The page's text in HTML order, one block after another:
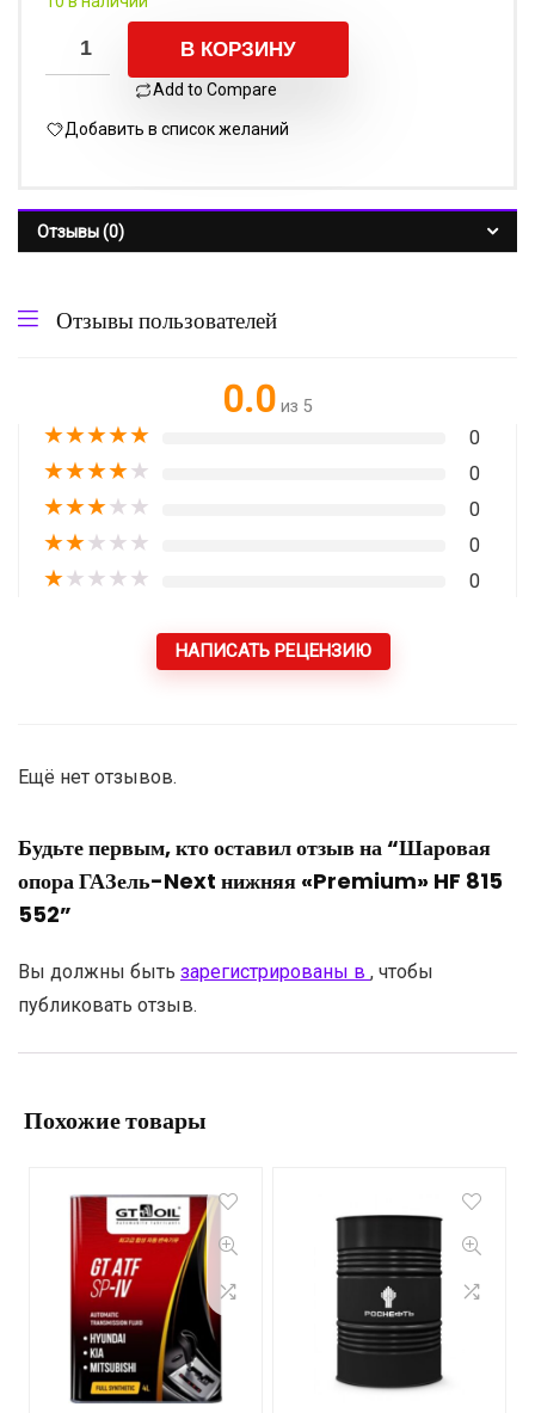
В КОРЗИНУ
Add to Compare
Добавить в список желаний
Отзывы (0)
Отзывы пользователей
0.0 из 5
★★★★★ 0
★★★★★ 0
★★★★★ 0
★★★★★ 0
★★★★★ 0
НАПИСАТЬ РЕЦЕНЗИЮ
Ещё нет отзывов.
Будьте первым, кто оставил отзыв на “Шаровая
опора ГАЗель-Next нижняя «Premium» HF 815
552”
Вы должны быть зарегистрированы в , чтобы
публиковать отзыв.
Похожие товары